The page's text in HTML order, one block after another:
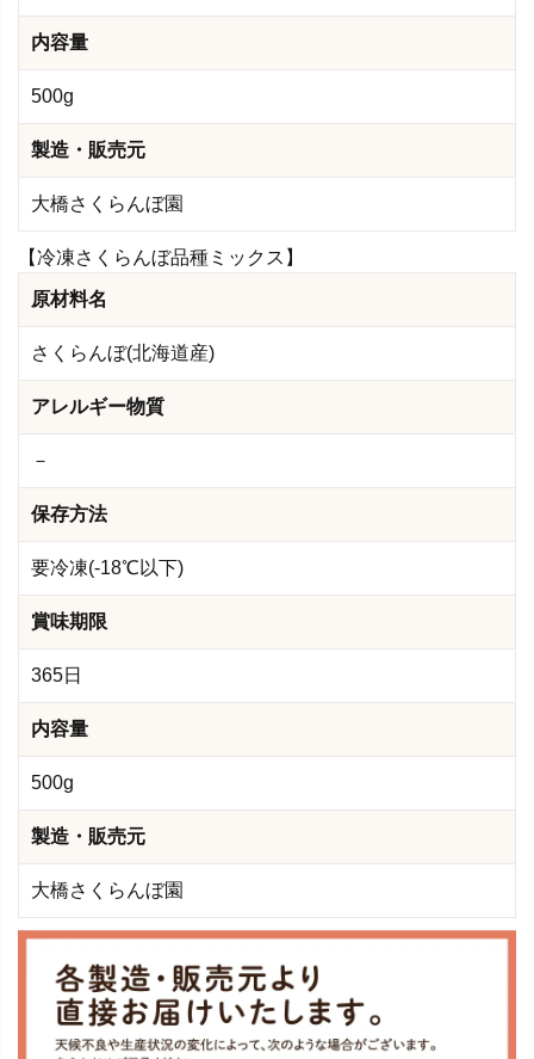
内容量
500g
製造・販売元
大橋さくらんぼ園
【冷凍さくらんぼ品種ミックス】
原材料名
さくらんぼ(北海道産)
アレルギー物質
－
保存方法
要冷凍(-18℃以下)
賞味期限
365日
内容量
500g
製造・販売元
大橋さくらんぼ園